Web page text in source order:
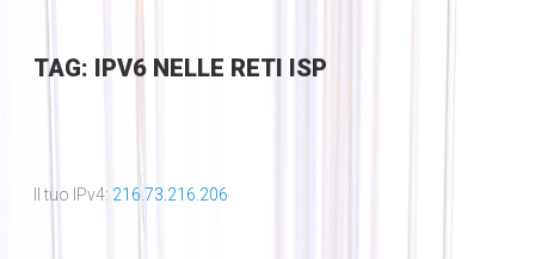
TAG: IPV6 NELLE RETI ISP
Il tuo IPv4: 216.73.216.206